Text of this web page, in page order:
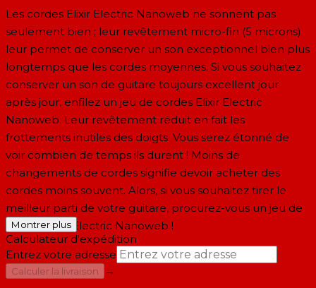
Les cordes Elixir Electric Nanoweb ne sonnent pas
seulement bien ; leur revêtement micro-fin (5 microns)
leur permet de conserver un son exceptionnel bien plus
longtemps que les cordes moyennes. Si vous souhaitez
conserver un son de guitare toujours excellent jour
après jour, enfilez un jeu de cordes Elixir Electric
Nanoweb. Leur revêtement réduit en fait les
frottements inutiles des doigts. Vous serez étonné de
voir combien de temps ils durent ! Moins de
changements de cordes signifie devoir acheter des
cordes moins souvent. Alors, si vous souhaitez tirer le
meilleur parti de votre guitare, procurez-vous un jeu de
cordes Elixir Electric Nanoweb !
Montrer plus
Calculateur d'expédition
Entrez votre adresse
Calculer la livraison
→